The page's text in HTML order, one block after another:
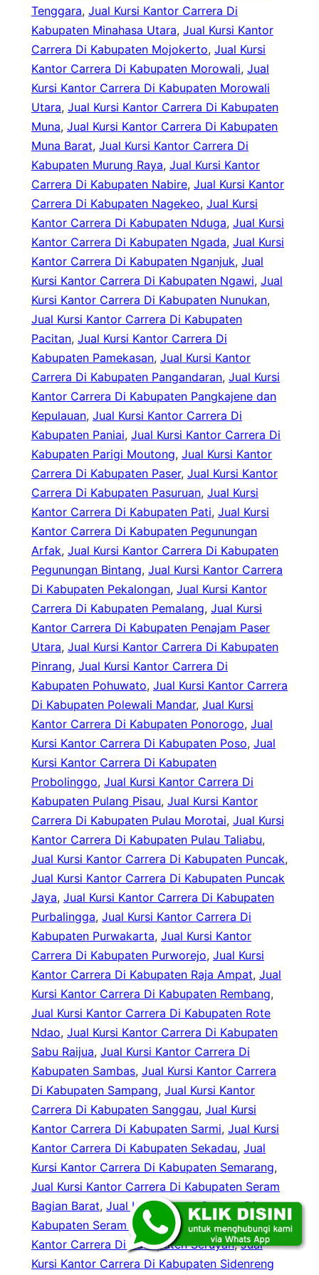
Tenggara, Jual Kursi Kantor Carrera Di
Kabupaten Minahasa Utara, Jual Kursi Kantor
Carrera Di Kabupaten Mojokerto, Jual Kursi
Kantor Carrera Di Kabupaten Morowali, Jual
Kursi Kantor Carrera Di Kabupaten Morowali
Utara, Jual Kursi Kantor Carrera Di Kabupaten
Muna, Jual Kursi Kantor Carrera Di Kabupaten
Muna Barat, Jual Kursi Kantor Carrera Di
Kabupaten Murung Raya, Jual Kursi Kantor
Carrera Di Kabupaten Nabire, Jual Kursi Kantor
Carrera Di Kabupaten Nagekeo, Jual Kursi
Kantor Carrera Di Kabupaten Nduga, Jual Kursi
Kantor Carrera Di Kabupaten Ngada, Jual Kursi
Kantor Carrera Di Kabupaten Nganjuk, Jual
Kursi Kantor Carrera Di Kabupaten Ngawi, Jual
Kursi Kantor Carrera Di Kabupaten Nunukan
Jual Kursi Kantor Carrera Di Kabupaten
Pacitan, Jual Kursi Kantor Carrera Di
Kabupaten Pamekasan, Jual Kursi Kantor
Carrera Di Kabupaten Pangandaran, Jual Kursi
Kantor Carrera Di Kabupaten Pangkajene dan
Kepulauan, Jual Kursi Kantor Carrera Di
Kabupaten Paniai, Jual Kursi Kantor Carrera Di
Kabupaten Parigi Moutong, Jual Kursi Kantor
Carrera Di Kabupaten Paser, Jual Kursi Kantor
Carrera Di Kabupaten Pasuruan, Jual Kursi
Kantor Carrera Di Kabupaten Pati, Jual Kursi
Kantor Carrera Di Kabupaten Pegunungan
Arfak, Jual Kursi Kantor Carrera Di Kabupaten
Pegunungan Bintang, Jual Kursi Kantor Carrera
Di Kabupaten Pekalongan, Jual Kursi Kantor
Carrera Di Kabupaten Pemalang, Jual Kursi
Kantor Carrera Di Kabupaten Penajam Paser
Utara, Jual Kursi Kantor Carrera Di Kabupaten
Pinrang, Jual Kursi Kantor Carrera Di
Kabupaten Pohuwato, Jual Kursi Kantor Carrera
Di Kabupaten Polewali Mandar, Jual Kursi
Kantor Carrera Di Kabupaten Ponorogo, Jual
Kursi Kantor Carrera Di Kabupaten Poso, Jual
Kursi Kantor Carrera Di Kabupaten
Probolinggo, Jual Kursi Kantor Carrera Di
Kabupaten Pulang Pisau, Jual Kursi Kantor
Carrera Di Kabupaten Pulau Morotai, Jual Kursi
Kantor Carrera Di Kabupaten Pulau Taliabu
Jual Kursi Kantor Carrera Di Kabupaten Puncak
Jual Kursi Kantor Carrera Di Kabupaten Puncak
Jaya, Jual Kursi Kantor Carrera Di Kabupaten
Purbalingga, Jual Kursi Kantor Carrera Di
Kabupaten Purwakarta, Jual Kursi Kantor
Carrera Di Kabupaten Purworejo, Jual Kursi
Kantor Carrera Di Kabupaten Raja Ampat, Jual
Kursi Kantor Carrera Di Kabupaten Rembang
Jual Kursi Kantor Carrera Di Kabupaten Rote
Ndao, Jual Kursi Kantor Carrera Di Kabupaten
Sabu Raijua, Jual Kursi Kantor Carrera Di
Kabupaten Sambas, Jual Kursi Kantor Carrera
Di Kabupaten Sampang, Jual Kursi Kantor
Carrera Di Kabupaten Sanggau, Jual Kursi
Kantor Carrera Di Kabupaten Sarmi, Jual Kursi
Kantor Carrera Di Kabupaten Sekadau, Jual
Kursi Kantor Carrera Di Kabupaten Semarang
Jual Kursi Kantor Carrera Di Kabupaten Seram
Bagian Barat, Jual Kursi Kantor Carrera Di
Kabupaten Seram Bagian Timur, Jual Kursi
Kantor Carrera Di Kabupaten Seruyan, Jual
Kursi Kantor Carrera Di Kabupaten Sidenreng